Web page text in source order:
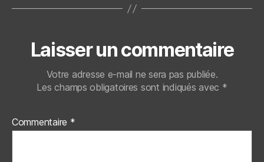
Laisser un commentaire
Votre adresse e-mail ne sera pas publiée.
Les champs obligatoires sont indiqués avec *
Commentaire *